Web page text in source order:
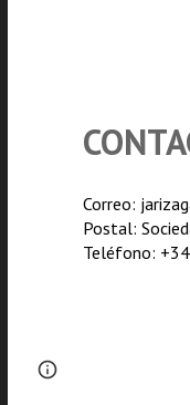
Correo:
Postal:
Teléfono: